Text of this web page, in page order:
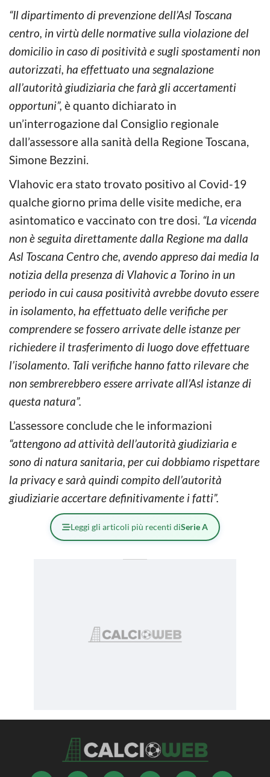
“Il dipartimento di prevenzione dell’Asl Toscana
centro, in virtù delle normative sulla violazione del
domicilio in caso di positività e sugli spostamenti non
autorizzati, ha effettuato una segnalazione
all’autorità giudiziaria che farà gli accertamenti
opportuni”, è quanto dichiarato in
un’interrogazione dal Consiglio regionale
dall’assessore alla sanità della Regione Toscana,
Simone Bezzini.
Vlahovic era stato trovato positivo al Covid-19
qualche giorno prima delle visite mediche, era
asintomatico e vaccinato con tre dosi. “La vicenda
non è seguita direttamente dalla Regione ma dalla
Asl Toscana Centro che, avendo appreso dai media la
notizia della presenza di Vlahovic a Torino in un
periodo in cui causa positività avrebbe dovuto essere
in isolamento, ha effettuato delle verifiche per
comprendere se fossero arrivate delle istanze per
richiedere il trasferimento di luogo dove effettuare
l’isolamento. Tali verifiche hanno fatto rilevare che
non sembrerebbero essere arrivate all’Asl istanze di
questa natura”.
L’assessore conclude che le informazioni
“attengono ad attività dell’autorità giudiziaria e
sono di natura sanitaria, per cui dobbiamo rispettare
la privacy e sarà quindi compito dell’autorità
giudiziarie accertare definitivamente i fatti”.
Leggi gli articoli più recenti diSerie A